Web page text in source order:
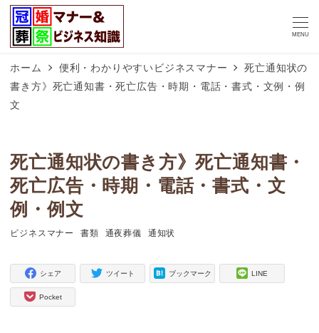
MENU
ホーム 便利・わかりやすいビジネスマナー
死亡通知状の
書き方》死亡通知書・死亡広告・時期・電話・書式・文例・例
文
死亡通知状の書き方》死亡通知書・
死亡広告・時期・電話・書式・文
例・例文
タグ
ビジネスマナー
タグ
書類
タグ
通夜葬儀
タグ
通知状
シェア ツイート ブックマーク LINE
Pocket